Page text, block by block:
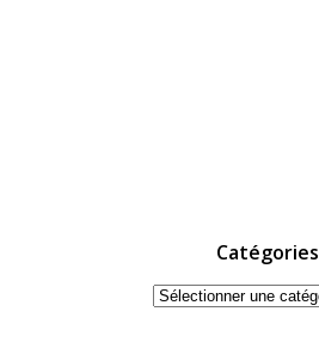
Catégories
Catégories